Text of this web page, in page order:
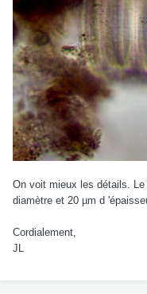
On voit mieux les détails.
diamètre et 20 µm d
Cordialement,
JL